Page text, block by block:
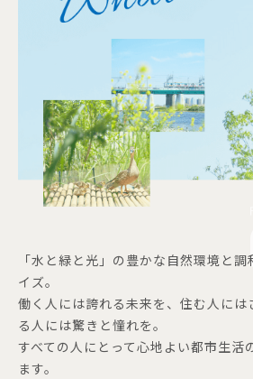
「水と緑と光」の豊かな自然環境と
イズ。
働く人には誇れる未来を、住む人に
る人には驚きと憧れを。
すべての人にとって心地よい都市生活
ます。